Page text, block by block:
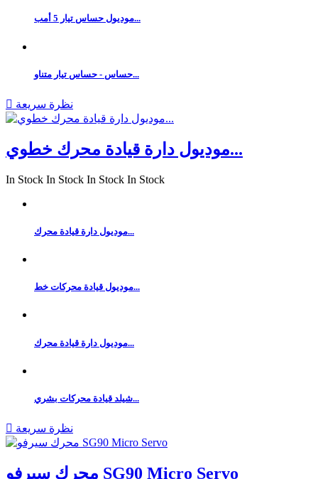
موديول حساس تيار 5 أمب...
حساس - حساس تيار متناو...
 نظرة سريعة
موديول دارة قيادة محرك خطوي...
In Stock In Stock In Stock In Stock
موديول دارة قيادة محرك...
موديول قيادة محركات خط...
موديول دارة قيادة محرك...
شيلد قيادة محركات بشري...
 نظرة سريعة
محرك سيرفو SG90 Micro Servo